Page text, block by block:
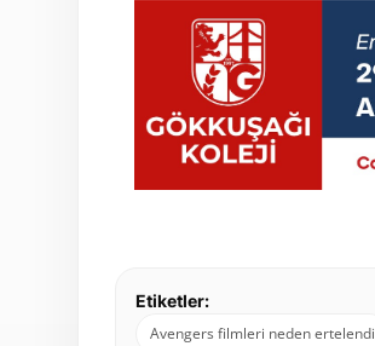
Etiketler:
Avengers filmleri neden ertelendi